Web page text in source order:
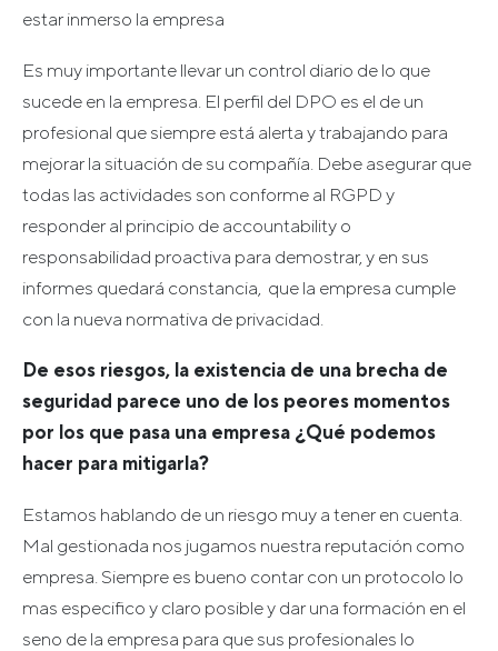
estar inmerso la empresa
Es muy importante llevar un control diario de lo que
sucede en la empresa. El perfil del DPO es el de un
profesional que siempre está alerta y trabajando para
mejorar la situación de su compañía. Debe asegurar que
todas las actividades son conforme al RGPD y
responder al principio de accountability o
responsabilidad proactiva para demostrar, y en sus
informes quedará constancia, que la empresa cumple
con la nueva normativa de privacidad.
De esos riesgos, la existencia de una brecha de
seguridad parece uno de los peores momentos
por los que pasa una empresa ¿Qué podemos
hacer para mitigarla?
Estamos hablando de un riesgo muy a tener en cuenta.
Mal gestionada nos jugamos nuestra reputación como
empresa. Siempre es bueno contar con un protocolo lo
mas especifico y claro posible y dar una formación en el
seno de la empresa para que sus profesionales lo